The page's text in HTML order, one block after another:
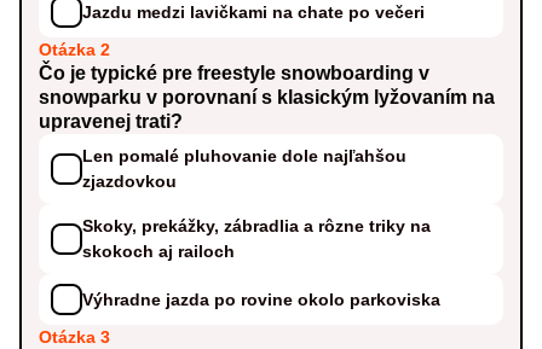
Jazdu medzi lavičkami na chate po večeri
Otázka 2
Čo je typické pre freestyle snowboarding v
snowparku v porovnaní s klasickým lyžovaním na
upravenej trati?
Len pomalé pluhovanie dole najľahšou
zjazdovkou
Skoky, prekážky, zábradlia a rôzne triky na
skokoch aj railoch
Výhradne jazda po rovine okolo parkoviska
Otázka 3